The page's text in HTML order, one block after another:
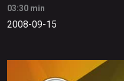
03:30 min
2008-09-15